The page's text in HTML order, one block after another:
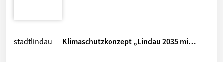
stadtlindau Klimaschutzkonzept „Lindau 2035 mi…